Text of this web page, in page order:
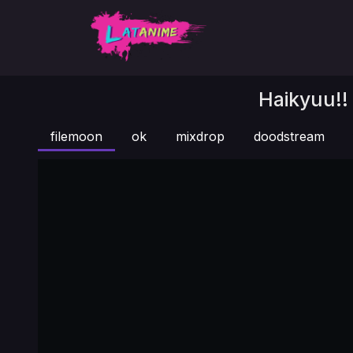
Haikyuu!!
filemoon ok mixdrop doodstream